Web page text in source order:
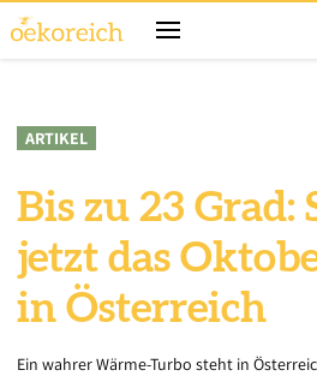
ARTIKEL
Bis zu 23 Grad:
jetzt das
in Österreich
Ein wahrer Wärme-Turbo steht in